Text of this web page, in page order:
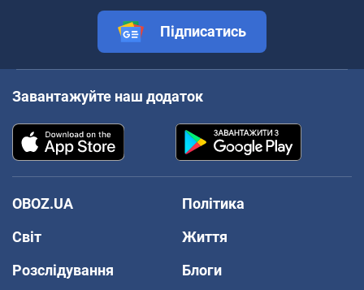
Підписатись
Завантажуйте наш додаток
OBOZ.UA
Політика
Світ
Життя
Розслідування
Блоги